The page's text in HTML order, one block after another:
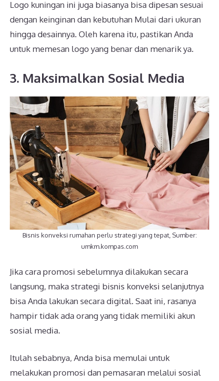
Logo kuningan ini juga biasanya bisa dipesan sesuai
dengan keinginan dan kebutuhan Mulai dari ukuran
hingga desainnya. Oleh karena itu, pastikan Anda
untuk memesan logo yang benar dan menarik ya.
3. Maksimalkan Sosial Media
Bisnis konveksi rumahan perlu strategi yang tepat, Sumber:
umkm.kompas.com
Jika cara promosi sebelumnya dilakukan secara
langsung, maka strategi bisnis konveksi selanjutnya
bisa Anda lakukan secara digital. Saat ini, rasanya
hampir tidak ada orang yang tidak memiliki akun
sosial media.
Itulah sebabnya, Anda bisa memulai untuk
melakukan promosi dan pemasaran melalui sosial